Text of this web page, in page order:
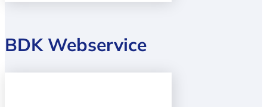
BDK Webservice